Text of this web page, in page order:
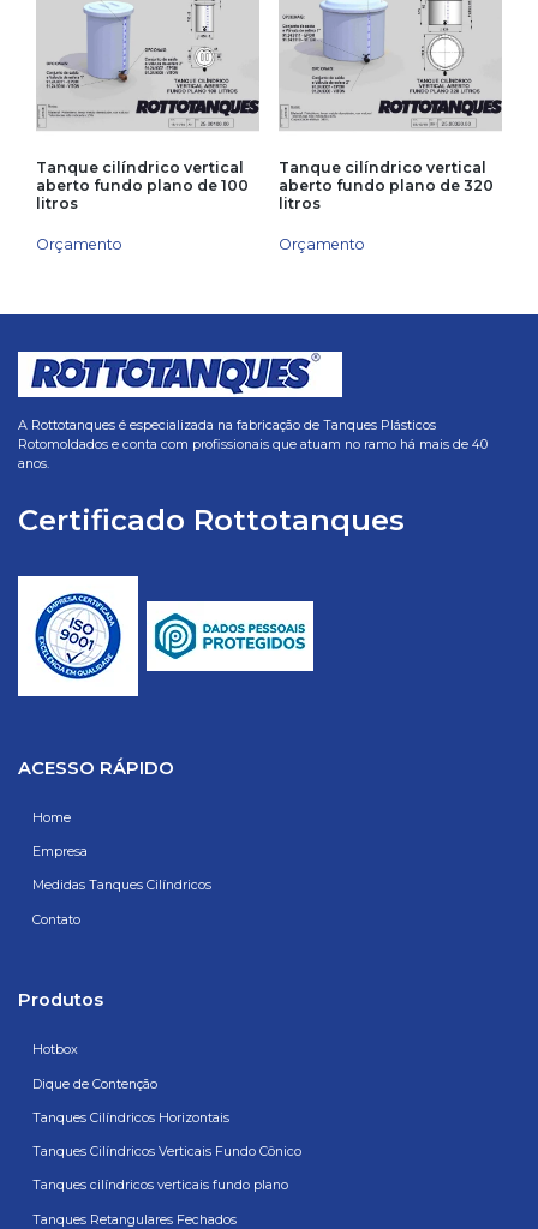
Tanque cilíndrico vertical
aberto fundo plano de 100
litros
Orçamento
Tanque cilíndrico vertical
aberto fundo plano de 320
litros
Orçamento
A Rottotanques é especializada na fabricação de Tanques Plásticos
Rotomoldados e conta com profissionais que atuam no ramo há mais de 40
anos.
Certificado Rottotanques
ACESSO RÁPIDO
Home
Empresa
Medidas Tanques Cilíndricos
Contato
Produtos
Hotbox
Dique de Contenção
Tanques Cilíndricos Horizontais
Tanques Cilíndricos Verticais Fundo Cônico
Tanques cilíndricos verticais fundo plano
Tanques Retangulares Fechados